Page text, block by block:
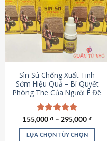
Sìn Sú Chống Xuất Tinh
Sớm Hiệu Quả – Bí Quyết
Phòng The Của Người Ê Đê
Được xếp
hạng4.95
5 sao
155,000₫ – 295,000₫
LỰA CHỌN TÙY CHỌN